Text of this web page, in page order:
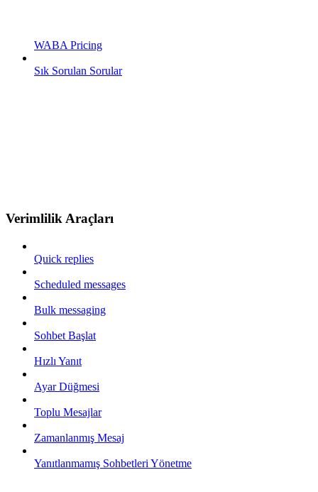
WABA Pricing
Sık Sorulan Sorular
Verimlilik Araçları
Quick replies
Scheduled messages
Bulk messaging
Sohbet Başlat
Hızlı Yanıt
Ayar Düğmesi
Toplu Mesajlar
Zamanlanmış Mesaj
Yanıtlanmamış Sohbetleri Yönetme